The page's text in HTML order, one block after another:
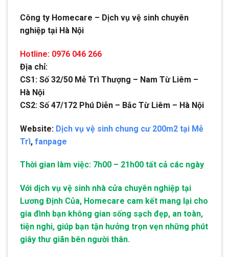
Công ty Homecare – Dịch vụ vệ sinh chuyên
nghiệp tại Hà Nội
Hotline: 0976 046 266
Địa chỉ:
CS1: Số 32/50 Mễ Trì Thượng – Nam Từ Liêm –
Hà Nội
CS2: Số 47/172 Phú Diễn – Bắc Từ Liêm – Hà Nội
Website: Dịch vụ vệ sinh chung cư 200m2 tại Mễ
Trì, fanpage
Thời gian làm việc: 7h00 – 21h00 tất cả các ngày
Với dịch vụ vệ sinh nhà cửa chuyên nghiệp tại
Lương Định Của, Homecare cam kết mang lại cho
gia đình bạn không gian sống sạch đẹp, an toàn,
tiện nghi, giúp bạn tận hưởng trọn vẹn những phút
giây thư giãn bên người thân.